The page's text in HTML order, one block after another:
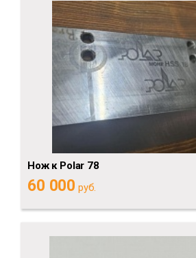
Нож к Polar 78
60 000 руб.